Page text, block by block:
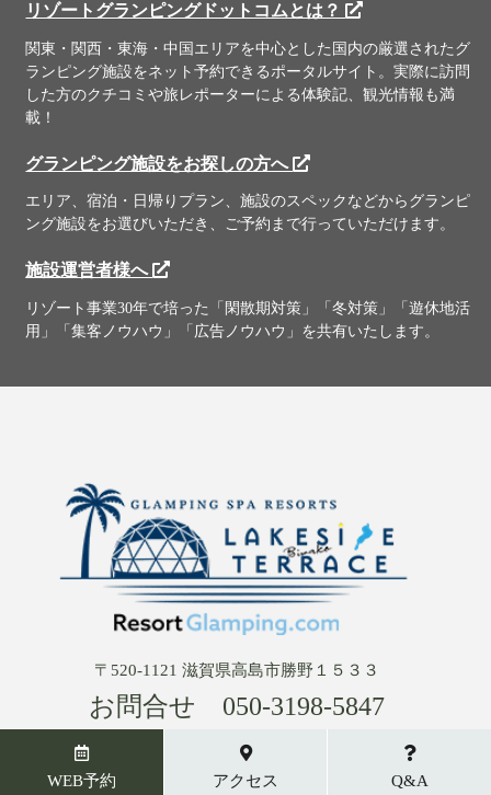
リゾートグランピングドットコムとは？
関東・関西・東海・中国エリアを中心とした国内の厳選されたグ
ランピング施設をネット予約できるポータルサイト。実際に訪問
した方のクチコミや旅レポーターによる体験記、観光情報も満
載！
グランピング施設をお探しの方へ
エリア、宿泊・日帰りプラン、施設のスペックなどからグランピ
ング施設をお選びいただき、ご予約まで行っていただけます。
施設運営者様へ
リゾート事業30年で培った「閑散期対策」「冬対策」「遊休地活
用」「集客ノウハウ」「広告ノウハウ」を共有いたします。
〒520-1121 滋賀県高島市勝野１５３３
お問合せ 050-3198-5847
【電話受付時間】 AM10:00～PM6:00
WEB予約 アクセス Q&A